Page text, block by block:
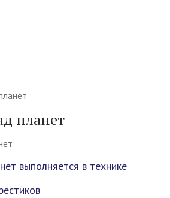
планет
выполняется в технике